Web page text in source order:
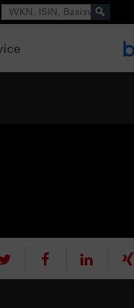
Suche
tweet mitteilen